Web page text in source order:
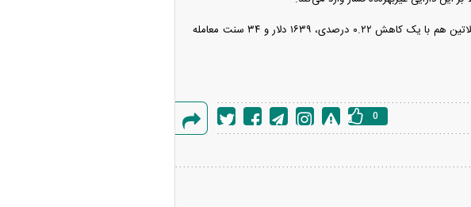
در میان سایر فلزات، نقره با ۰.۲۳ درصد کاهش به ۶۰ دلار و ۷۸ سنت رسید، پلاتین هم با یک کاهش ۰.۲۲ درصدی، ۱۶۳۹ دلار و ۳۴ سنت معامله
گزارش
0